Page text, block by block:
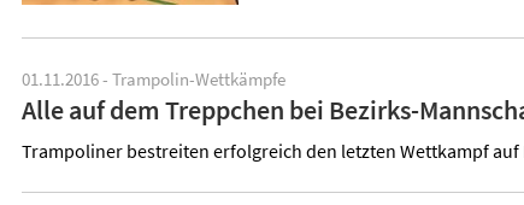
01.11.2016 - Trampolin-Wettkämpfe
Alle auf dem Treppchen bei Bezirks-
Trampoliner bestreiten erfolgreich den letzten Wettkampf auf